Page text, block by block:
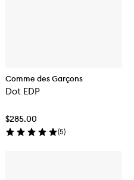
Comme des Garçons
Dot EDP
$285.00
(5)